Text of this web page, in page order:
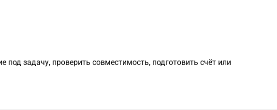
задачу, проверить совместимость, подготовить счёт или